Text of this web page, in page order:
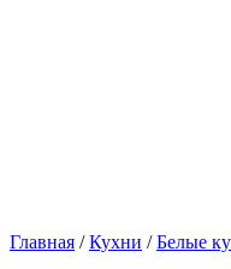
Главная /Кухни /Белые